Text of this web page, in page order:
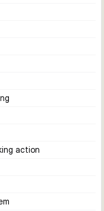
action